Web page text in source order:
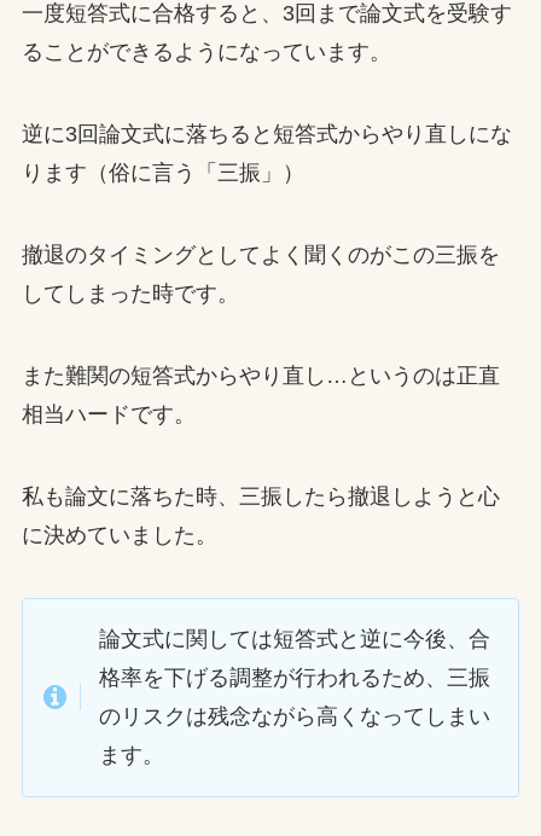
一度短答式に合格すると、3回まで論文式を受験す
ることができるようになっています。
逆に3回論文式に落ちると短答式からやり直しにな
ります（俗に言う「三振」）
撤退のタイミングとしてよく聞くのがこの三振を
してしまった時です。
また難関の短答式からやり直し…というのは正直
相当ハードです。
私も論文に落ちた時、三振したら撤退しようと心
に決めていました。
論文式に関しては短答式と逆に今後、合
格率を下げる調整が行われるため、三振
のリスクは残念ながら高くなってしまい
ます。